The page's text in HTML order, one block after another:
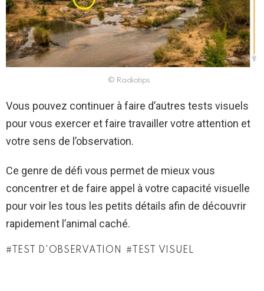
© Radiotips
Vous pouvez continuer à faire d’autres tests visuels
pour vous exercer et faire travailler votre attention et
votre sens de l’observation.
Ce genre de défi vous permet de mieux vous
concentrer et de faire appel à votre capacité visuelle
pour voir les tous les petits détails afin de découvrir
rapidement l’animal caché.
TEST D'OBSERVATION TEST VISUEL